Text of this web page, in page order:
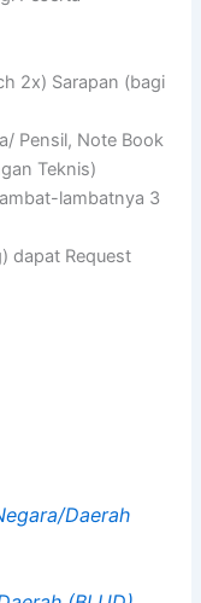
2x) Sarapan (bagi
Pensil, Note Book
Teknis)
lambatnya 3
dapat Request
Daerah